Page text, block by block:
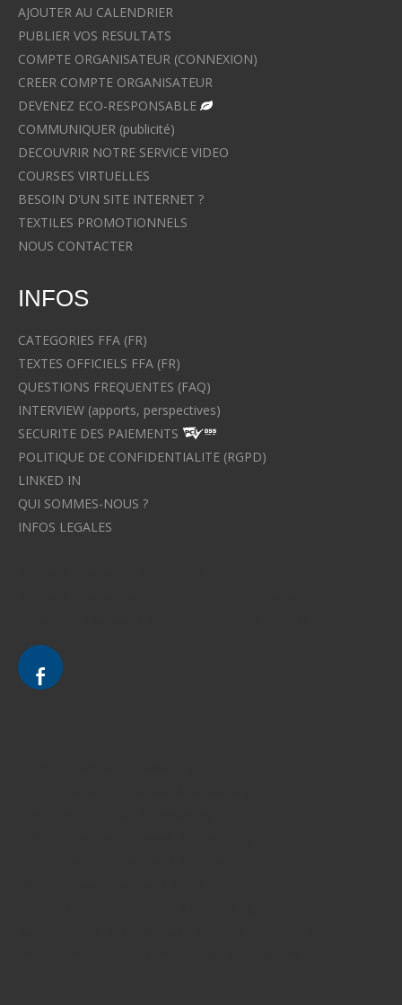
AJOUTER AU CALENDRIER
PUBLIER VOS RESULTATS
COMPTE ORGANISATEUR (CONNEXION)
CREER COMPTE ORGANISATEUR
DEVENEZ ECO-RESPONSABLE
COMMUNIQUER (publicité)
DECOUVRIR NOTRE SERVICE VIDEO
COURSES VIRTUELLES
BESOIN D'UN SITE INTERNET ?
TEXTILES PROMOTIONNELS
NOUS CONTACTER
INFOS
CATEGORIES FFA (FR)
TEXTES OFFICIELS FFA (FR)
QUESTIONS FREQUENTES (FAQ)
INTERVIEW (apports, perspectives)
SECURITE DES PAIEMENTS
POLITIQUE DE CONFIDENTIALITE (RGPD)
LINKED IN
QUI SOMMES-NOUS ?
INFOS LEGALES